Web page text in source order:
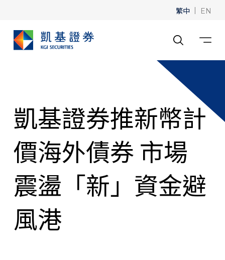
繁中 | EN
凱基證券推新幣計
價海外債券 市場
震盪「新」資金避
風港